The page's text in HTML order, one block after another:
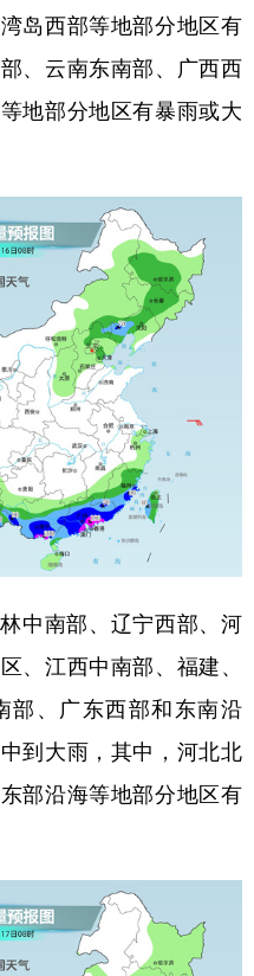
岛西部等地部分地区有
、云南东南部、广西西
地部分地区有暴雨或大
南部、辽宁西部、河
、江西中南部、福建、
部、广东西部和东南沿
到大雨，其中，河北北
部沿海等地部分地区有